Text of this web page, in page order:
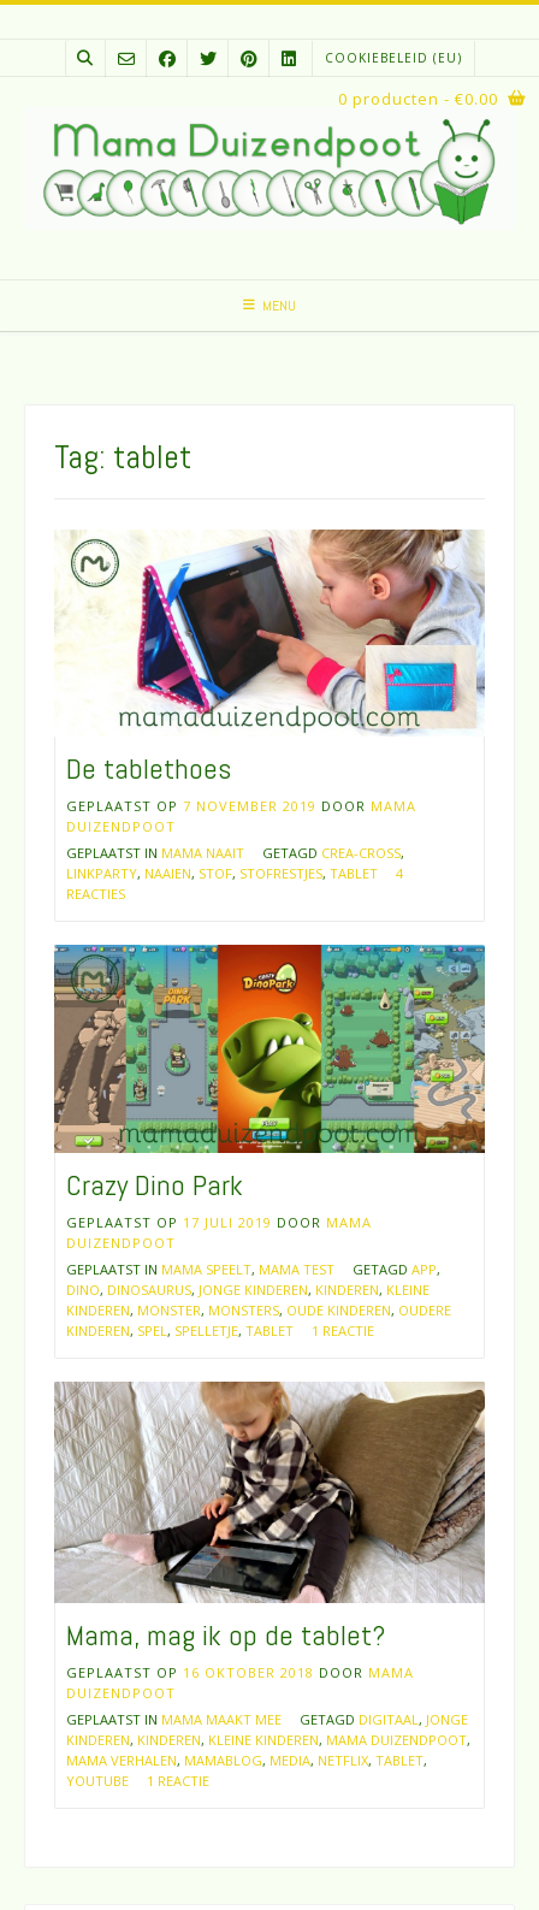
Spring
COOKIEBELEID (EU)
MENU
0 producten - €0.00
Tag: tablet
De tablethoes
GEPLAATST OP 7 NOVEMBER 2019 DOOR MAMA
DUIZENDPOOT
GEPLAATST IN MAMA NAAIT GETAGD CREA-CROSS,
LINKPARTY, NAAIEN, STOF, STOFRESTJES, TABLET
4
REACTIES
Crazy Dino Park
GEPLAATST OP 17 JULI 2019 DOOR MAMA
DUIZENDPOOT
GEPLAATST IN MAMA SPEELT, MAMA TEST GETAGD APP,
DINO, DINOSAURUS, JONGE KINDEREN, KINDEREN, KLEINE
KINDEREN, MONSTER, MONSTERS, OUDE KINDEREN, OUDERE
KINDEREN, SPEL , SPELLETJE, TABLET 1 REACTIE
Mama, mag ik op de tablet?
GEPLAATST OP 16 OKTOBER 2018 DOOR MAMA
DUIZENDPOOT
GEPLAATST IN MAMA MAAKT MEE GETAGD DIGITAAL , JONGE
KINDEREN, KINDEREN, KLEINE KINDEREN, MAMA DUIZENDPOOT,
MAMA VERHALEN, MAMABLOG, MEDIA, NETFLIX, TABLET,
YOUTUBE
1 REACTIE